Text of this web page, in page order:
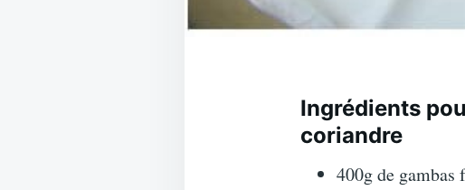
Ingrédients
coriandre
400g de gambas